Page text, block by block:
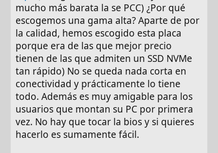
mucho más barata la se PCC) ¿Por qué
escogemos una gama alta? Aparte de por
la calidad, hemos escogido esta placa
porque era de las que mejor precio
tienen de las que admiten un SSD NVMe
tan rápido) No se queda nada corta en
conectividad y prácticamente lo tiene
todo. Además es muy amigable para los
usuarios que montan su PC por primera
vez. No hay que tocar la bios y si quieres
hacerlo es sumamente fácil.